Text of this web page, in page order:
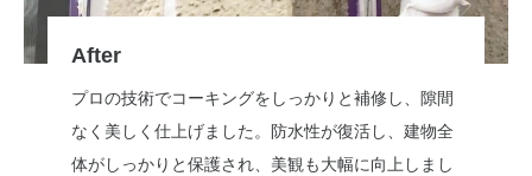
After
プロの技術でコーキングをしっかりと補修し、隙間
なく美しく仕上げました。防水性が復活し、建物全
体がしっかりと保護され、美観も大幅に向上しまし